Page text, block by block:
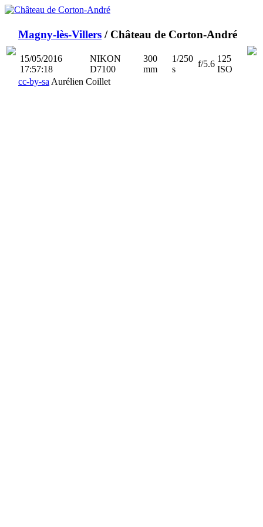
Magny-lès-Villers / Château de Corton-André
15/05/2016
17:57:18
NIKON
D7100
300
mm
1/250
s
f/5.6
125
ISO
cc-by-saAurélien Coillet